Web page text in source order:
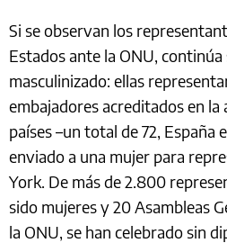
Si se observan los
Estados ante la ONU,
masculinizado: ellas
embajadores acreditados en la
países –un total de 72, España
enviado a una mujer para
York. De más de 2.800
sido mujeres y 20 Asambleas
la ONU, se han celebrado sin